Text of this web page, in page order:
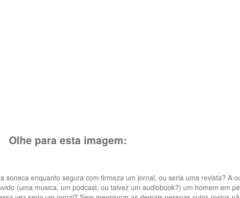
Olhe para esta imagem:
enquanto segura com firmeza um jornal, ou seria uma revista? A
(uma musica, um podcast, ou talvez um audiobook?) um homem em